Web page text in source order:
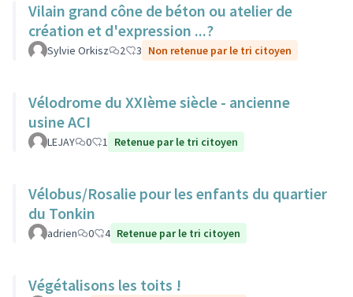
Vilain grand cône de béton ou atelier de
création et d'expression ...?
Sylvie Orkisz 2 3 Non retenue par le tri citoyen
Vélodrome du XXIème siècle - ancienne
usine ACI
LEJAY 0 1 Retenue par le tri citoyen
Vélobus/Rosalie pour les enfants du quartier
du Tonkin
adrien 0 4 Retenue par le tri citoyen
Végétalisons les toits !